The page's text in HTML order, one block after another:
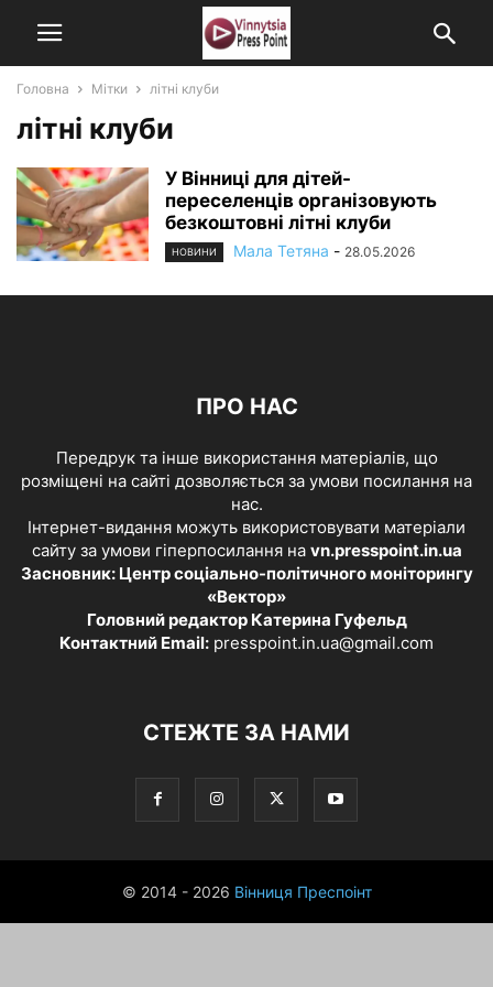
Головна Мітки літні клуби
літні клуби
У Вінниці для дітей-
переселенців організовують
безкоштовні літні клуби
НОВИНИ Мала Тетяна - 28.05.2026
ПРО НАС
Передрук та інше використання матеріалів, що
розміщені на сайті дозволяється за умови посилання на
нас.
Інтернет-видання можуть використовувати матеріали
сайту за умови гіперпосилання на vn.presspoint.in.ua
Засновник: Центр соціально-політичного моніторингу
«Вектор»
Головний редактор Катерина Гуфельд
Контактний Email: presspoint.in.ua@gmail.com
СТЕЖТЕ ЗА НАМИ
© 2014 - 2026 Вінниця Преспоінт